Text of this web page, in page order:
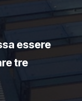
essere
tre